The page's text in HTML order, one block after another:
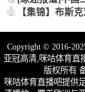
10
Copyright © 2016-
亚冠高清,咪咕体育直
版权所有
咪咕体育直播吧提供